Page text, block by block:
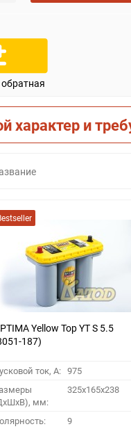
обратная
характер и
Yellow Top YT S 5.5
187)
ток, A: 975
мм:
325x165x238
9